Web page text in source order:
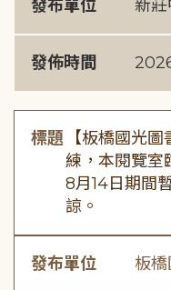
發布單位 新
發佈時間
標題
【板橋國光
練，本閱覽室
8月14日期間
諒。
發布單位 板